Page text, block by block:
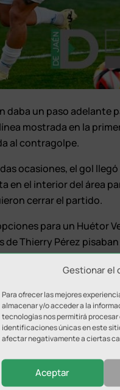
Gestionar el
Para ofrecer las mejores
almacenar y/o acceder a la
tecnologías nos permitirá
identificaciones únicas en este
afectar negativamente a ciertas
Aceptar
daba un paso adelante
mostrada en la
al contragolpe.
ocasiones, el gol
en el interior del área
cerrar el partido.
para un Huétor
Thierry Pérez
a Javi Sánchez.
una victoria que
Espín, Fernando
Javi Moyano,